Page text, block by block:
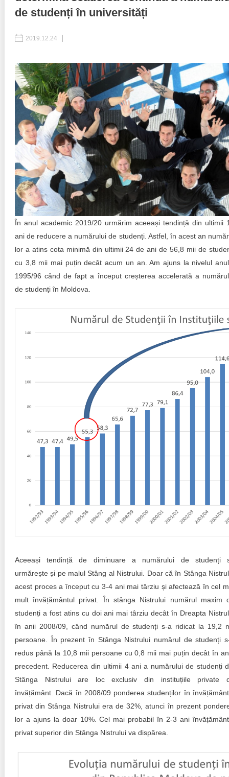
Inițiative desfășurate
Manual de proceduri
Note & poziții​
Organigrama IDIS
Anunțuri
Consiliul consulativ internațional IDIS
Politici regionale
Bunele practici
Laborator sociometric
Transparența guvernării locale
People Watch
Proces democratic
Agenda Națională de Business
Puterea hibridă
15 minute de realism economic
Buletin EU-STRAT
Aplică la BUNELE PRACTICI
Cele mai bune și cele mai proaste politici locale din
Moldova
Democrația, independența și transparența instituțiilor
Achizițiile publice în vizorul societății civile
de studenți în universități
2019.12.24
În anul academic 2019/20 urmărim aceeași tendință din ultimii
ani de reducere a numărului de studenți. Astfel, în acest an
lor a atins cota minimă din ultimii 24 de ani de 56,8 mii de
cu 3,8 mii mai puțin decât acum un an. Am ajuns la nivelul
1995/96 când de fapt a început creșterea accelerată a
de studenți în Moldova.
Aceeași tendință de diminuare a numărului de studenți
urmărește și pe malul Stâng al Nistrului. Doar că în Stânga
acest proces a început cu 3-4 ani mai târziu și afectează în cel
mult învățământul privat. În stânga Nistrului numărul maxim
studenți a fost atins cu doi ani mai târziu decât în Dreapta
în anii 2008/09, când numărul de studenți s-a ridicat la 19,2
persoane. În prezent în Stânga Nistrului numărul de studenți
redus până la 10,8 mii persoane cu 0,8 mii mai puțin decât în
precedent. Reducerea din ultimii 4 ani a numărului de studenți
Stânga Nistrului are loc exclusiv din instituțiile private
învățământ. Dacă în 2008/09 ponderea studenților în
privat din Stânga Nistrului era de 32%, atunci în prezent
lor a ajuns la doar 10%. Cel mai probabil în 2-3 ani
privat superior din Stânga Nistrului va dispărea.